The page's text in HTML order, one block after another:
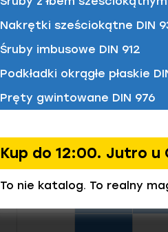
M6
Nakrętki sześciokątne DIN
Śruby imbusowe DIN 912
Podkładki okrągłe płaskie
Pręty gwintowane DIN 976
Kup do 12:00. Jutro u
To nie katalog. To realny